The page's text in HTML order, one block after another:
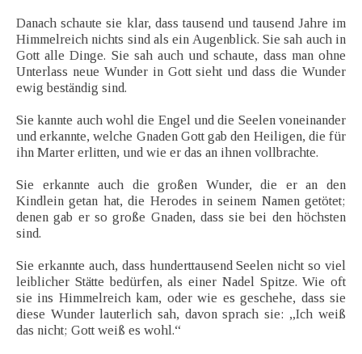
Danach schaute sie klar, dass tausend und tausend Jahre im
Himmelreich nichts sind als ein Augenblick. Sie sah auch in
Gott alle Dinge. Sie sah auch und schaute, dass man ohne
Unterlass neue Wunder in Gott sieht und dass die Wunder
ewig beständig sind.
Sie kannte auch wohl die Engel und die Seelen voneinander
und erkannte, welche Gnaden Gott gab den Heiligen, die für
ihn Marter erlitten, und wie er das an ihnen vollbrachte.
Sie erkannte auch die großen Wunder, die er an den
Kindlein getan hat, die Herodes in seinem Namen getötet;
denen gab er so große Gnaden, dass sie bei den höchsten
sind.
Sie erkannte auch, dass hunderttausend Seelen nicht so viel
leiblicher Stätte bedürfen, als einer Nadel Spitze. Wie oft
sie ins Himmelreich kam, oder wie es geschehe, dass sie
diese Wunder lauterlich sah, davon sprach sie: „Ich weiß
das nicht; Gott weiß es wohl.“